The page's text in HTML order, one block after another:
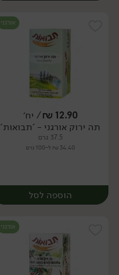
יח׳
אורגני
12.90
₪/ יח׳
תה ירוק אורגני - 'תבואות'
37.5 גרם
34.40 ₪ ל-100 גרם
הוספה לסל
אורגני